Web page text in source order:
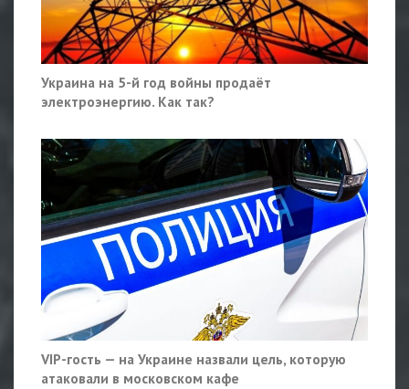
Украина на 5-й год войны продаёт
электроэнергию. Как так?
VIP-гость — на Украине назвали цель, которую
атаковали в московском кафе